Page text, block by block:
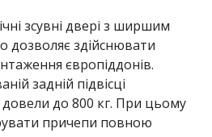
зсувні двері з ширшим
дозволяє здійснювати
європіддонів.
задній підвісці
до 800 кг. При цьому
причепи повною